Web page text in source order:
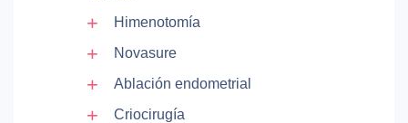
Himenotomía
Novasure
Ablación endometrial
Criocirugía